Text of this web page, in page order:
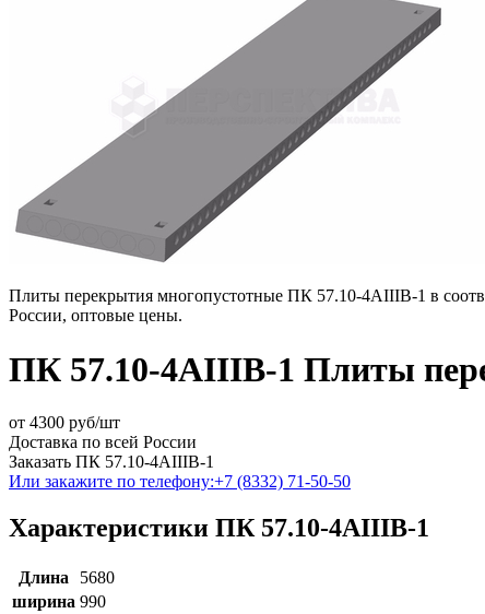
Плиты перекрытия многопустотные ПК 57.10-4АIIIВ-1 в
России, оптовые цены.
ПК 57.10-4АIIIВ-1 Плиты
от 4300 руб/шт
Доставка по всей России
Заказать ПК 57.10-4АIIIВ-1
Или закажите по телефону:+7 (8332) 71-50-50
Характеристики ПК 57.10-4АIIIВ-1
Длина
5680
ширина 990